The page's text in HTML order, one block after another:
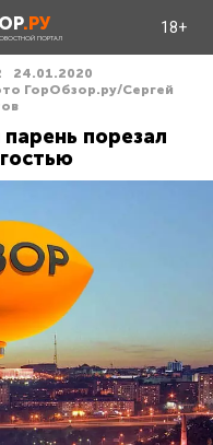
.РУ
ПОРТАЛ
18+
24.01.2020
ГорОбзор.ру/Сергей
порезал